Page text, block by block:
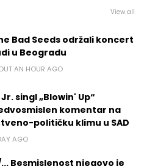
View all
Bad Seeds održali koncert
u Beogradu
AN HOUR AGO
singl „Blowin' Up“
komentar na
političku klimu u SAD
AGO
Besmislenost njegovo je